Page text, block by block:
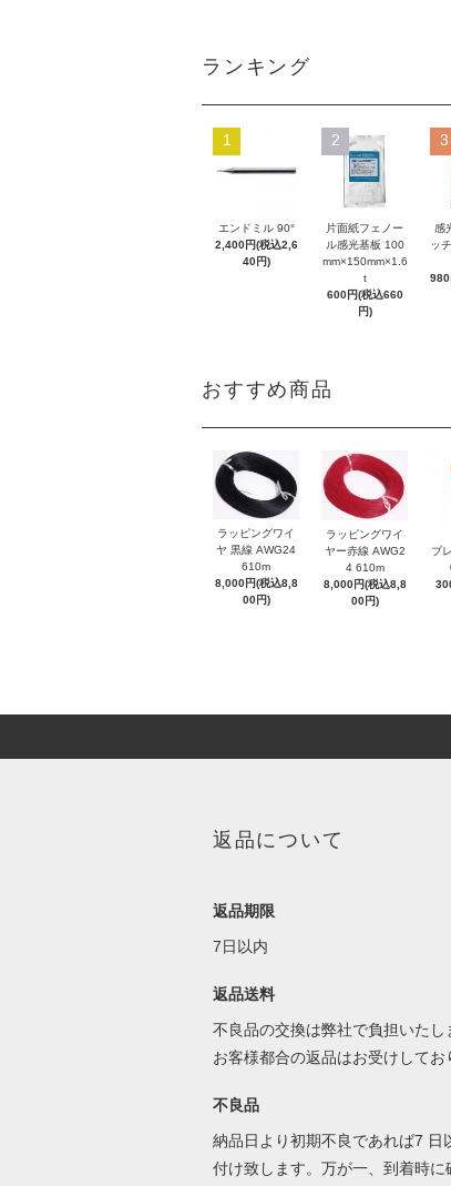
ランキング
1
エンドミル 90°
2,400円(税込2,6
40円)
2
片面紙フェノー
ル感光基板 100
mm×150mm×1.6
t
600円(税込660
円)
3
感
ッ
980
おすすめ商品
ラッピングワイ
ヤ 黒線 AWG24
610m
8,000円(税込8,8
00円)
ラッピングワイ
ヤー赤線 AWG2
4 610m
8,000円(税込8,8
00円)
ブ
返品について
返品期限
7日以内
返品送料
不良品の交換は弊社で負担いたし
お客様都合の返品はお受けしてお
不良品
納品日より初期不良であれば7 日
付け致します。万が一、到着時に